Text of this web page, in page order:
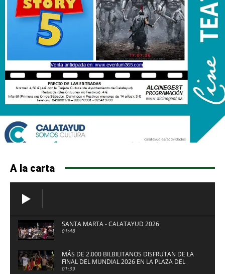
A la carta
SANTA MARTA - CALATAYUD 2026
01:48
MÁS DE 2.000 BILBILITANOS DISFRUTAN DE LA
FINAL DEL MUNDIAL 2026 EN LA PLAZA DEL
FUERTE DE CALATAYUD
01:39